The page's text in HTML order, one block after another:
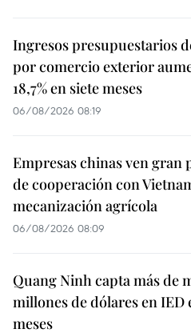
Ingresos presupuestarios
por comercio exterior
18,7% en siete meses
06/08/2026 08:19
Empresas chinas ven gran
de cooperación con
mecanización agrícola
06/08/2026 08:09
Quang Ninh capta más de
millones de dólares en IED
meses